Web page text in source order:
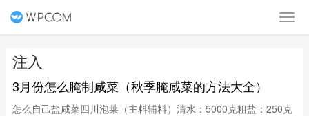
注入
3月份怎么腌制咸菜（秋季腌咸菜的方法大全）
怎么自己盐咸菜四川泡莱（主料辅料）清水：5000克粗盐：250克